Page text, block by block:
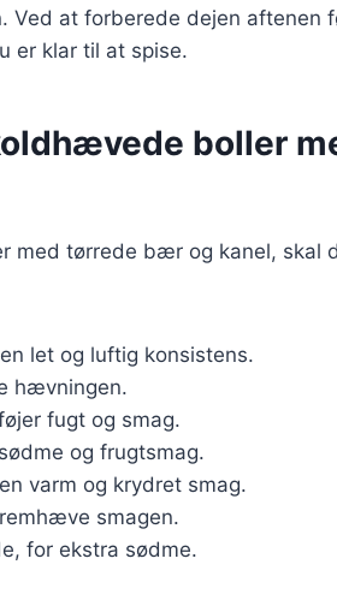
Ved at forberede dejen aftenen
er klar til at spise.
boller
med tørrede bær og kanel, skal
let og luftig konsistens.
hævningen.
fugt og smag.
og frugtsmag.
varm og krydret smag.
smagen.
for ekstra sødme.